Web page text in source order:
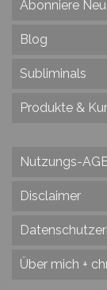
Abonniere
Blog
Subliminals
Produkte &
Nutzungs-
Disclaimer
Über mich +